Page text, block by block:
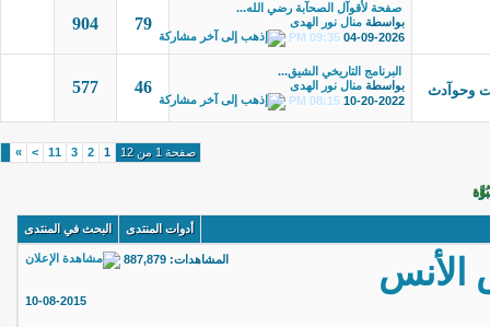
صفحة لأقوآل الصحآبة رضي الله...
بواسطة منال نور الهدى
04-09-2026
09:35 PM
79
904
وحوآدث
البرنامج التاريخي الشيق...
بواسطة منال نور الهدى
10-20-2022
08:15 PM
46
577
صفحة 1 من 12 1
2
3
11
>
»
أدوات المنتدى البحث في المنتدى
المشاهدات: 887,879 الأنس
10-08-2015